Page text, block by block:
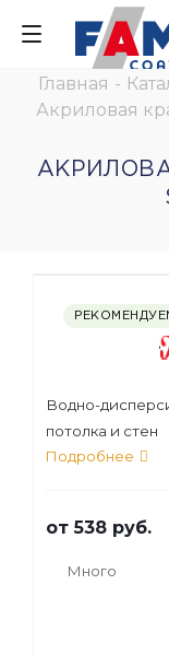
Главная -
Акриловая
Водно-
потолка и стен
Подробнее
от538 руб.
Много